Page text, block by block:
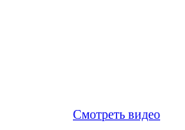
Смотреть видео